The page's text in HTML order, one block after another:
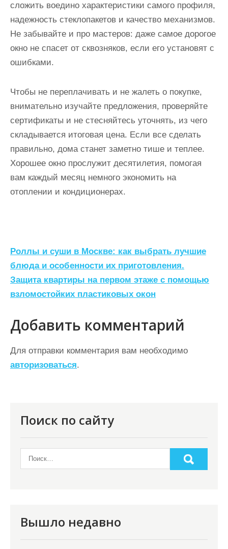
сложить воедино характеристики самого профиля,
надежность стеклопакетов и качество механизмов.
Не забывайте и про мастеров: даже самое дорогое
окно не спасет от сквозняков, если его установят с
ошибками.
Чтобы не переплачивать и не жалеть о покупке,
внимательно изучайте предложения, проверяйте
сертификаты и не стесняйтесь уточнять, из чего
складывается итоговая цена. Если все сделать
правильно, дома станет заметно тише и теплее.
Хорошее окно прослужит десятилетия, помогая
вам каждый месяц немного экономить на
отоплении и кондиционерах.
Н
а
в
и
г
а
ц
и
м
Роллы и суши в Москве: как выбрать лучшие
блюда и особенности их приготовления.
Защита квартиры на первом этаже с помощью
взломостойких пластиковых окон
Добавить комментарий
Для отправки комментария вам необходимо
авторизоваться.
Поиск по сайту
Вышло недавно